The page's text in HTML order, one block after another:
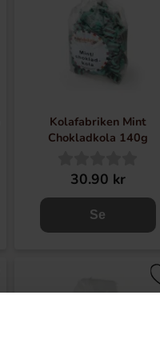
Kolafabriken Mint
Chokladkola 140g
30.90 kr
Se